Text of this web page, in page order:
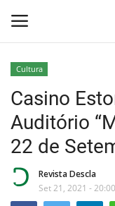
Home
Desporto
Cultura
Casino
Auditório
22 de
Revista Descla
Set 21, 2021 - 20:00